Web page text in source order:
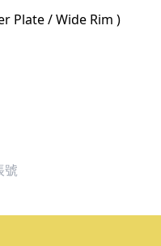
Plate / Wide Rim )
號